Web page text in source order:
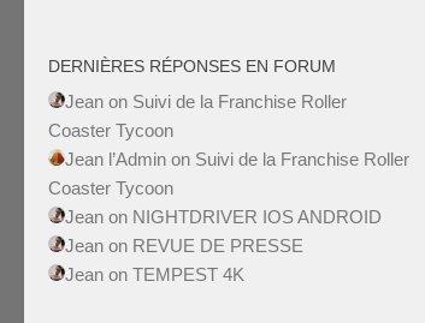
DERNIÈRES RÉPONSES EN FORUM
Jean on Suivi de la Franchise Roller
Coaster Tycoon
Jean l’Admin on Suivi de la Franchise Roller
Coaster Tycoon
Jean on NIGHTDRIVER IOS ANDROID
Jean on REVUE DE PRESSE
Jean on TEMPEST 4K